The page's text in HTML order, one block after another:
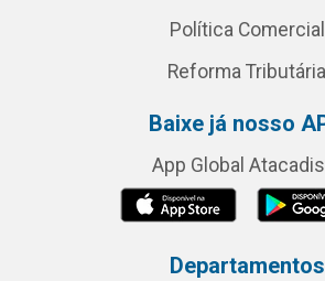
Política Comercial
Reforma Tributária
Baixe já nosso
App Global
Departamentos